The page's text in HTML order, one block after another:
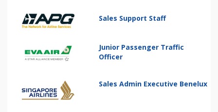
Sales Support Staff
Junior Passenger Traffic
Officer
Sales Admin Executive Benelux